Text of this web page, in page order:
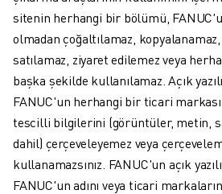
SÜRDÜRÜLEBILIRLIK
KARIYER
FANUC ILE GELECEĞINIZI ŞEKILLENDIRIN
BIZE KATILIN » KARIYER PORTALI
İLETIŞIM
İLETIŞIM
LOKASYONLAR
KÜNYE
sitenin herhangi bir bölümü,
olmadan çoğaltılamaz,
satılamaz, ziyaret edilemez veya
başka şekilde kullanılamaz. Açık
FANUC'un herhangi bir ticari
tescilli bilgilerini (görüntüler, metin,
dahil) çerçeveleyemez veya
kullanamazsınız. FANUC'un açık
FANUC'un adını veya ticari